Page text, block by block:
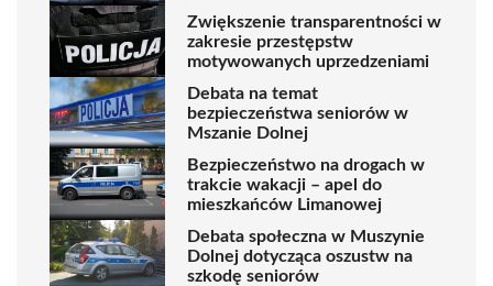
Zwiększenie transparentności w
zakresie przestępstw
motywowanych uprzedzeniami
Debata na temat
bezpieczeństwa seniorów w
Mszanie Dolnej
Bezpieczeństwo na drogach w
trakcie wakacji – apel do
mieszkańców Limanowej
Debata społeczna w Muszynie
Dolnej dotycząca oszustw na
szkodę seniorów